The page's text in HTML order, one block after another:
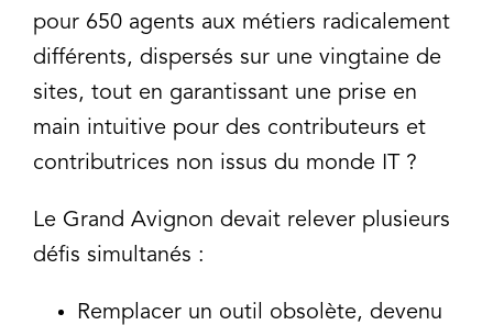
pour 650 agents aux métiers radicalement
différents, dispersés sur une vingtaine de
sites, tout en garantissant une prise en
main intuitive pour des contributeurs et
contributrices non issus du monde IT ?
Le Grand Avignon devait relever plusieurs
défis simultanés :
Remplacer un outil obsolète, devenu